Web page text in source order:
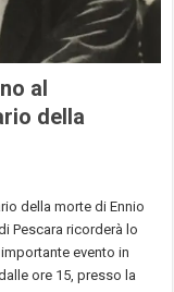
al
della
della morte di Ennio
Pescara ricorderà lo
evento in
ore 15, presso la